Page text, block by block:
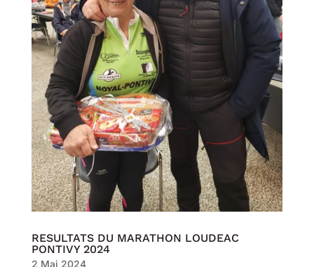
RESULTATS DU MARATHON LOUDEAC
PONTIVY 2024
2 Mai 2024